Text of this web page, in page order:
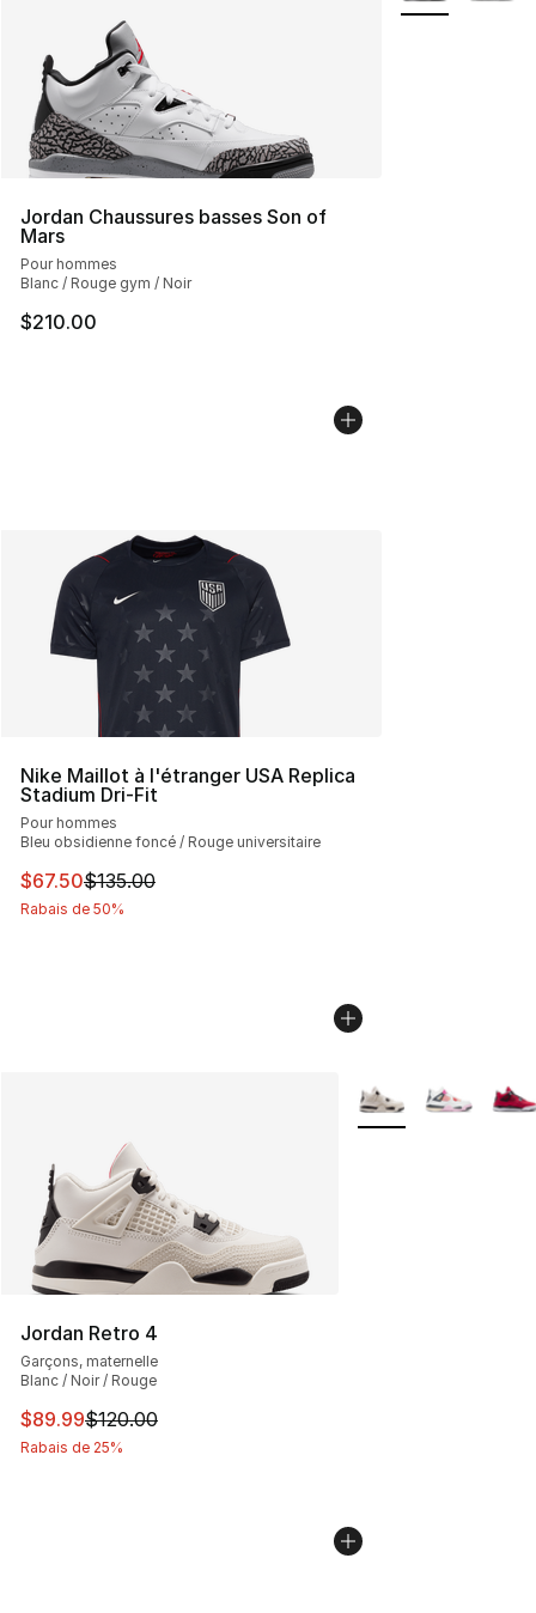
Jordan Chaussures basses Son of
Mars
Pour hommes
Blanc / Rouge gym / Noir
$210.00
Nike Maillot à l'étranger USA Replica
Stadium Dri-Fit
Pour hommes
Bleu obsidienne foncé / Rouge universitaire
Cet article est en solde. Le prix est passé de $135.00 à
$67.50$135.00
Rabais de 50%
Jordan Retro 4
Garçons, maternelle
Blanc / Noir / Rouge
Cet article est en solde. Le prix est passé de $120.00 à
$89.99$120.00
Rabais de 25%
Plus de couleurs